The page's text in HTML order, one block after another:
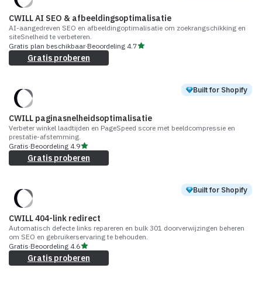
CWILL AI SEO & afbeeldingsoptimalisatie
AI-aangedreven SEO en afbeeldingoptimalisatie om zoekrangschikking en
siteSnelheid te verbeteren.
Gratis plan beschikbaar·Beoordeling 4.7
Gratis proberen
Built for Shopify
CWILL paginasnelheidsoptimalisatie
Verbeter winkel laadtijden en PageSpeed score met beeldcompressie en
prestatie-afstemming.
Gratis·Beoordeling 4.9
Gratis proberen
Built for Shopify
CWILL 404-link redirect
Automatisch defecte links repareren en bulk 301 doorverwijzingen beheren
om SEO en gebruikerservaring te behouden.
Gratis·Beoordeling 4.6
Gratis proberen